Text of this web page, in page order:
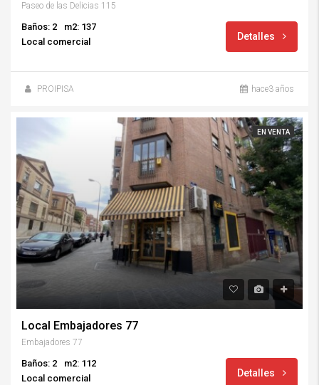
Paseo de las Delicias 115
Baños: 2
m2: 137
Local comercial
Detalles
PROIPISA hace3 años
EN VENTA
Local Embajadores 77
Embajadores 77
Baños: 2
m2: 112
Local comercial
Detalles